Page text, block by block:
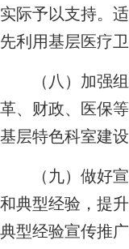
实际予以支持。
先利用基层医疗卫
（八）加强组
革、财政、医保
基层特色科室建
（九）做好宣
和典型经验，提
典型经验宣传推